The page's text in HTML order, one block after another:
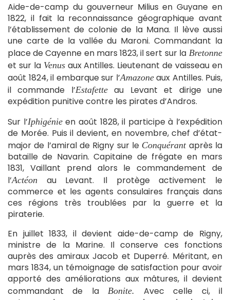
Aide-de-camp du gouverneur Milius en Guyane en
1822, il fait la reconnaissance géographique avant
l’établissement de colonie de la Mana. Il lève aussi
une carte de la vallée du Maroni. Commandant la
place de Cayenne en mars 1823, il sert sur laBretonne
et sur la Venusaux Antilles. Lieutenant de vaisseau en
août 1824, il embarque sur l’Amazoneaux Antilles. Puis,
il commande l’Estafetteau Levant et dirige une
expédi­tion punitive contre les pirates d’Andros.
Sur l’Iphigénieen août 1828, il participe à l’expédition
de Morée. Puis il devient, en novembre, chef d’état-
major de l’amiral de Rigny sur le Conquérantaprès la
bataille de Navarin. Capitaine de frégate en mars
1831, Vaillant prend alors le commandement de
l’Actéon
au Levant. Il protège activement le
commerce et les agents consulaires français dans
ces régions très troublées par la guerre et la
piraterie.
En juillet 1833, il devient aide-de-camp de Rigny,
ministre de la Marine. Il conserve ces fonctions
auprès des amiraux Jacob et Duperré. Méritant, en
mars 1834, un témoignage de satisfaction pour avoir
apporté des améliorations aux mâtures, il devient
commandant de laBonite.
Avec celle ci, il